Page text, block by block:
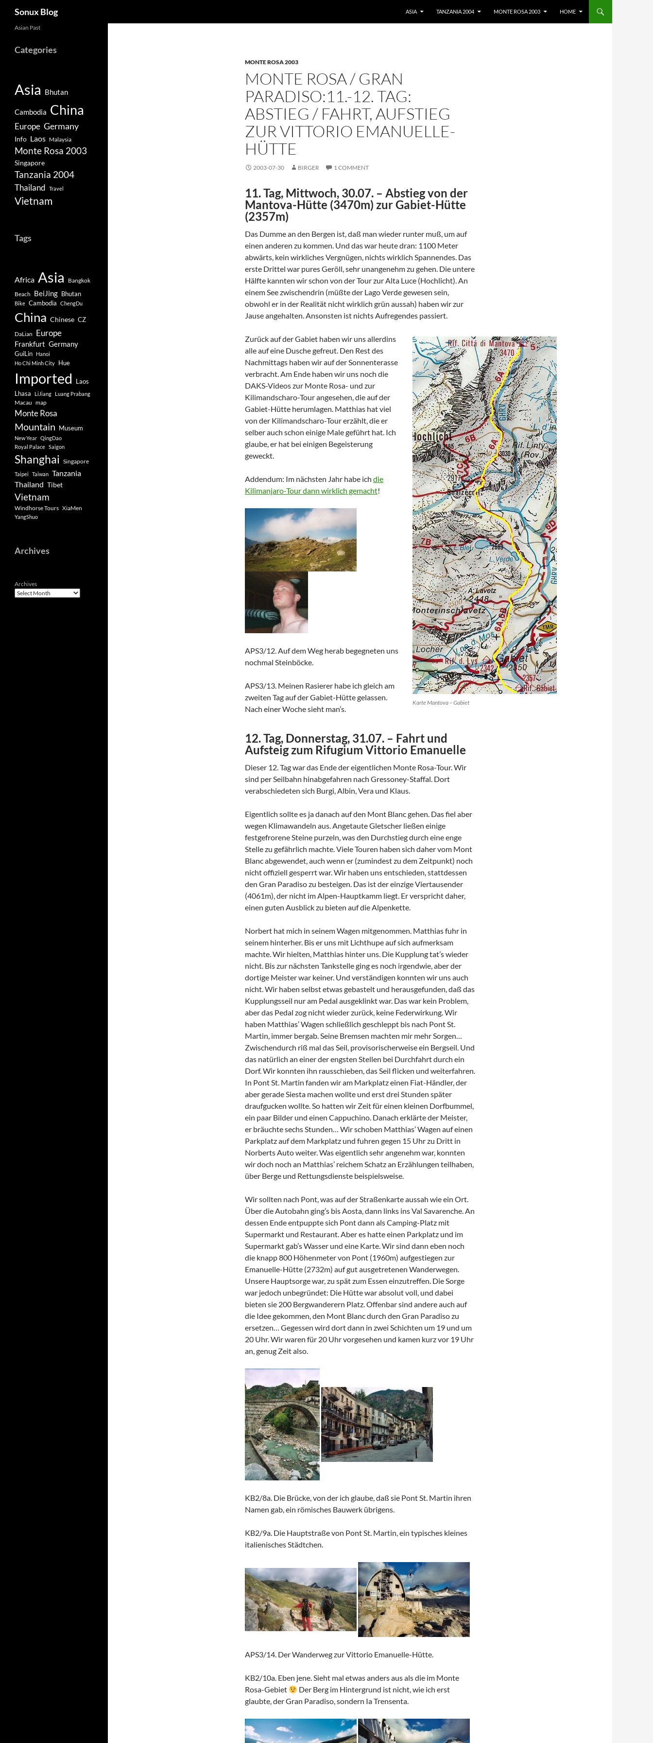
content
Sonux Blog ASIA TANZANIA 2004 MONTE ROSA 2003 HOME
MONTE ROSA 2003
MONTE ROSA / GRAN
PARADISO:11.-12. TAG:
ABSTIEG / FAHRT, AUFSTIEG
ZUR VITTORIO EMANUELLE-
HÜTTE
2003-07-30 BIRGER 1 COMMENT
11. Tag, Mittwoch, 30.07. – Abstieg von der
Mantova-Hütte (3470m) zur Gabiet-Hütte
(2357m)
Das Dumme an den Bergen ist, daß man wieder runter muß, um auf
einen anderen zu kommen. Und das war heute dran: 1100 Meter
abwärts, kein wirkliches Vergnügen, nichts wirklich Spannendes. Das
erste Drittel war pures Geröll, sehr unangenehm zu gehen. Die untere
Hälfte kannten wir schon von der Tour zur Alta Luce (Hochlicht). An
einem See zwischendrin (müßte der Lago Verde gewesen sein,
obwohl er in der Realität nicht wirklich grün aussah) haben wir zur
Jause angehalten. Ansonsten ist nichts Aufregendes passiert.
Karte Mantova – Gabiet
Zurück auf der Gabiet haben wir uns allerdins
alle auf eine Dusche gefreut. Den Rest des
Nachmittags haben wir auf der Sonnenterasse
verbracht. Am Ende haben wir uns noch die
DAKS-Videos zur Monte Rosa- und zur
Kilimandscharo-Tour angesehen, die auf der
Gabiet-Hütte herumlagen. Matthias hat viel
von der Kilimandscharo-Tour erzählt, die er
selber auch schon einige Male geführt hat. Ich
glaube, er hat bei einigen Begeisterung
geweckt.
Addendum: Im nächsten Jahr habe ich die
Kilimanjaro-Tour dann wirklich gemacht!
APS3/12. Auf dem Weg herab begegneten uns
nochmal Steinböcke.
APS3/13. Meinen Rasierer habe ich gleich am
zweiten Tag auf der Gabiet-Hütte gelassen.
Nach einer Woche sieht man’s.
12. Tag, Donnerstag, 31.07. – Fahrt und
Aufsteig zum Rifugium Vittorio Emanuelle
Dieser 12. Tag war das Ende der eigentlichen Monte Rosa-Tour. Wir
sind per Seilbahn hinabgefahren nach Gressoney-Staffal. Dort
verabschiedeten sich Burgi, Albin, Vera und Klaus.
Eigentlich sollte es ja danach auf den Mont Blanc gehen. Das fiel aber
wegen Klimawandeln aus. Angetaute Gletscher ließen einige
festgefrorene Steine purzeln, was den Durchstieg durch eine enge
Stelle zu gefährlich machte. Viele Touren haben sich daher vom Mont
Blanc abgewendet, auch wenn er (zumindest zu dem Zeitpunkt) noch
nicht offiziell gesperrt war. Wir haben uns entschieden, stattdessen
den Gran Paradiso zu besteigen. Das ist der einzige Viertausender
(4061m), der nicht im Alpen-Hauptkamm liegt. Er verspricht daher,
einen guten Ausblick zu bieten auf die Alpenkette.
Norbert hat mich in seinem Wagen mitgenommen. Matthias fuhr in
seinem hinterher. Bis er uns mit Lichthupe auf sich aufmerksam
machte. Wir hielten, Matthias hinter uns. Die Kupplung tat’s wieder
nicht. Bis zur nächsten Tankstelle ging es noch irgendwie, aber der
dortige Meister war keiner. Und verständigen konnten wir uns auch
nicht. Wir haben selbst etwas gebastelt und herausgefunden, daß das
Kupplungsseil nur am Pedal ausgeklinkt war. Das war kein Problem,
aber das Pedal zog nicht wieder zurück, keine Federwirkung. Wir
haben Matthias’ Wagen schließlich geschleppt bis nach Pont St.
Martin, immer bergab. Seine Bremsen machten mir mehr Sorgen…
Zwischendurch riß mal das Seil, provisorischerweise ein Bergseil. Und
das natürlich an einer der engsten Stellen bei Durchfahrt durch ein
Dorf. Wir konnten ihn rausschieben, das Seil flicken und weiterfahren.
In Pont St. Martin fanden wir am Markplatz einen Fiat-Händler, der
aber gerade Siesta machen wollte und erst drei Stunden später
draufgucken wollte. So hatten wir Zeit für einen kleinen Dorfbummel,
ein paar Bilder und einen Cappuchino. Danach erklärte der Meister,
er bräuchte sechs Stunden… Wir schoben Matthias’ Wagen auf einen
Parkplatz auf dem Markplatz und fuhren gegen 15 Uhr zu Dritt in
Norberts Auto weiter. Was eigentlich sehr angenehm war, konnten
wir doch noch an Matthias’ reichem Schatz an Erzählungen teilhaben,
über Berge und Rettungsdienste beispielsweise.
Wir sollten nach Pont, was auf der Straßenkarte aussah wie ein Ort.
Über die Autobahn ging’s bis Aosta, dann links ins Val Savarenche. An
dessen Ende entpuppte sich Pont dann als Camping-Platz mit
Supermarkt und Restaurant. Aber es hatte einen Parkplatz und im
Supermarkt gab’s Wasser und eine Karte. Wir sind dann eben noch
die knapp 800 Höhenmeter von Pont (1960m) aufgestiegen zur
Emanuelle-Hütte (2732m) auf gut ausgetretenen Wanderwegen.
Unsere Hauptsorge war, zu spät zum Essen einzutreffen. Die Sorge
war jedoch unbegründet: Die Hütte war absolut voll, und dabei
bieten sie 200 Bergwanderern Platz. Offenbar sind andere auch auf
die Idee gekommen, den Mont Blanc durch den Gran Paradiso zu
ersetzen… Gegessen wird dort dann in zwei Schichten um 19 und um
20 Uhr. Wir waren für 20 Uhr vorgesehen und kamen kurz vor 19 Uhr
an, genug Zeit also.
KB2/8a. Die Brücke, von der ich glaube, daß sie Pont St. Martin ihren
Namen gab, ein römisches Bauwerk übrigens.
KB2/9a. Die Hauptstraße von Pont St. Martin, ein typisches kleines
italienisches Städtchen.
APS3/14. Der Wanderweg zur Vittorio Emanuelle-Hütte.
KB2/10a. Eben jene. Sieht mal etwas anders aus als die im Monte
Rosa-Gebiet
Der Berg im Hintergrund ist nicht, wie ich erst
glaubte, der Gran Paradiso, sondern Ia Trensenta.
Asian Past
Categories
Asia Bhutan
Cambodia China
Europe Germany
Info Laos Malaysia
Monte Rosa 2003
Singapore
Tanzania 2004
Thailand Travel
Vietnam
Tags
Africa Asia
Bangkok
Beach BeiJing Bhutan
Bike Cambodia ChengDu
China Chinese CZ
DaLian Europe
Frankfurt Germany
GuiLin
Hanoi
Ho Chi Minh City
Hue
Imported Laos
Lhasa LiJiang Luang Prabang
Macau map
Monte Rosa
Mountain Museum
New Year QingDao
Royal Palace Saigon
Shanghai Singapore
Taipei Taiwan Tanzania
Thailand Tibet
Vietnam
Windhorse Tours XiaMen
YangShuo
Archives
Archives